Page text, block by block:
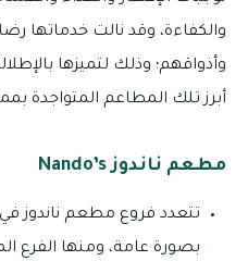
والكفاءة، وقد نالت خدماتها
وأذواقهم؛ وذلك لتميزها
أبرز تلك المطاعم المتواجدة
مطعم ناندوز Nando’s
تتعدد فروع مطعم ناندوز في
بصورة عامة، ومنها الفرع